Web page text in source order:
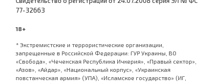
77-32663
18+
* Экстремистские и террористические организации,
запрещенные в Российской Федерации: ГУР Украины, ВО
«Свобода», «Чеченская Республика Ичкерия», «Правый сектор»,
«Азов», «Айдар», «Национальный корпус», «Украинская
повстанческая армия» (УПА), «Исламское государство» (ИГ,